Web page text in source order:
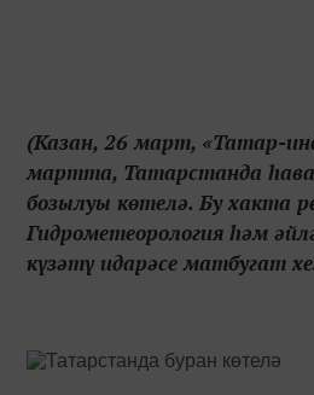
(Казан, 26 март, «Татар-
мартта, Татарстанда
бозылуы көтелә. Бу хакта
Гидрометеорология һәм
күзәтү идарәсе матбугат